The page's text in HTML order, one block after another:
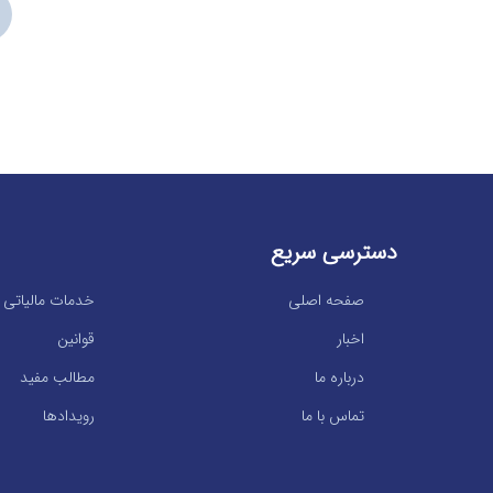
دسترسی سریع
خدمات مالیاتی
صفحه اصلی
قوانین
اخبار
مطالب مفید
درباره ما
رویدادها
تماس با ما